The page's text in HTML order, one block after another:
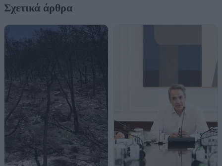
Σχετικά άρθρα